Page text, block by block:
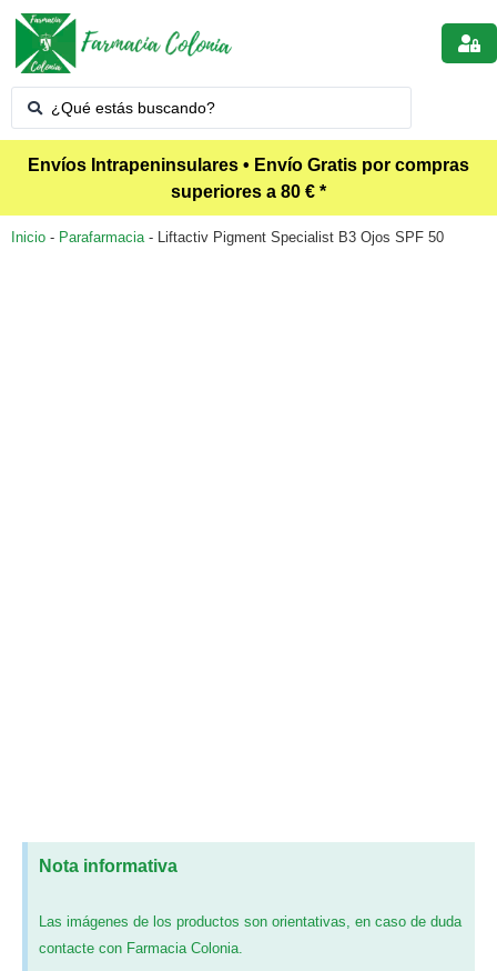
Envíos Intrapeninsulares • Envío Gratis por compras
superiores a 80 € *
Inicio - Parafarmacia- Liftactiv Pigment Specialist B3 Ojos SPF 50
Nota informativa
Las imágenes de los productos son orientativas, en caso de duda
contacte con Farmacia Colonia.